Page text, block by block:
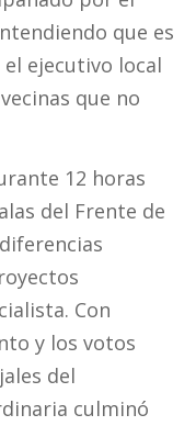
que es
ejecutivo local
que no
12 horas
del Frente de
Con
y los votos
del
culminó